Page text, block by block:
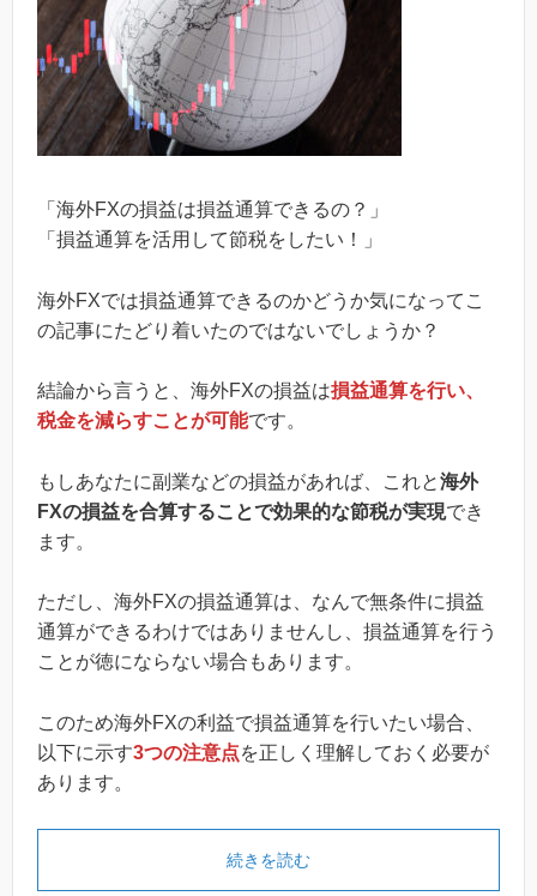
「海外FXの損益は損益通算できるの？」
「損益通算を活用して節税をしたい！」
海外FXでは損益通算できるのかどうか気になってこ
の記事にたどり着いたのではないでしょうか？
結論から言うと、海外FXの損益は損益通算を行い、
税金を減らすことが可能です。
もしあなたに副業などの損益があれば、これと海外
FXの損益を合算することで効果的な節税が実現でき
ます。
ただし、海外FXの損益通算は、なんで無条件に損益
通算ができるわけではありませんし、損益通算を行う
ことが徳にならない場合もあります。
このため海外FXの利益で損益通算を行いたい場合、
以下に示す3つの注意点を正しく理解しておく必要が
あります。
続きを読む